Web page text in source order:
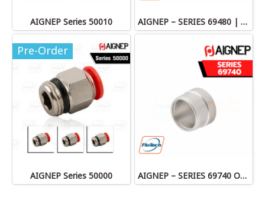
AIGNEP Series 50010 AIGNEP – SERIES 69480 | STRAIGHT MALE ADAPTOR
Pre-Order
AIGNEP Series 50000 AIGNEP – SERIES 69740 OLIVE